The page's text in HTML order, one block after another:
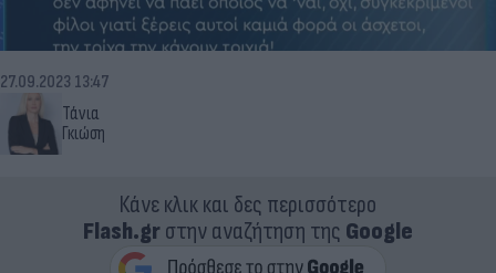
Τάνια
Γκιώση
27.09.2023 13:47
Κάνε κλικ και δες περισσότερο
Flash.grστην αναζήτηση της Google